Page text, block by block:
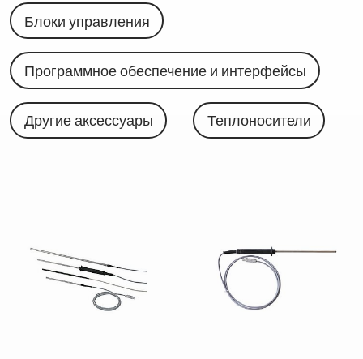
Блоки управления
Программное обеспечение и интерфейсы
Другие аксессуары Теплоносители